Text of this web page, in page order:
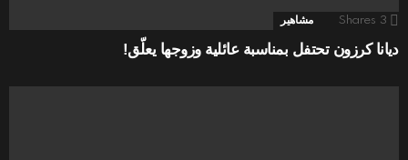
3
Shares مشاهير
ديانا كرزون تحتفل بمناسبة عائلية وزوجها يعلّق!